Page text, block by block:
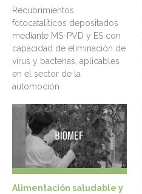
Recubrimientos
fotocatalíticos depositados
mediante MS-PVD y ES con
capacidad de eliminación de
virus y bacterias, aplicables
en el sector de la
automoción
Alimentación saludable y